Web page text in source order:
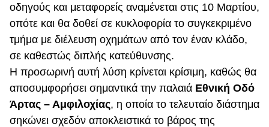
οδηγούς και μεταφορείς αναμένεται στις 10 Μαρτίου,
οπότε και θα δοθεί σε κυκλοφορία το συγκεκριμένο
τμήμα με διέλευση οχημάτων από τον έναν κλάδο,
σε καθεστώς διπλής κατεύθυνσης.
Η προσωρινή αυτή λύση κρίνεται κρίσιμη, καθώς θα
αποσυμφορήσει σημαντικά την παλαιά Εθνική Οδό
Άρτας – Αμφιλοχίας, η οποία το τελευταίο διάστημα
σηκώνει σχεδόν αποκλειστικά το βάρος της